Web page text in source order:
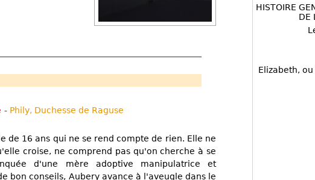
- Phily, Duchesse de Raguse
de 16 ans qui ne se rend compte de rien. Elle ne
croise, ne comprend pas qu'on cherche à se
d'une mère adoptive manipulatrice et
bon conseils, Aubery avance à l'aveugle dans le
HISTOIRE
DE
Elizabeth, ou